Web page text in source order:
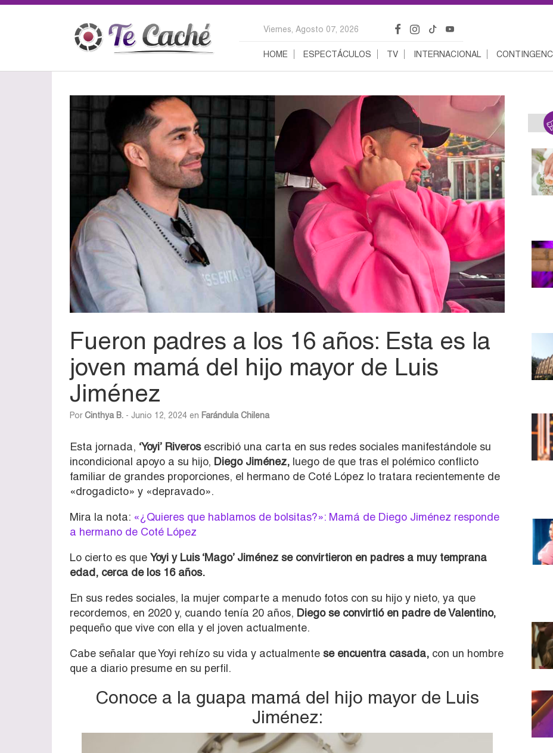
Viernes, Agosto 07, 2026
HOME ESPECTÁCULOS TV INTERNACIONAL
Fueron padres a los 16 años: Esta es la
joven mamá del hijo mayor de Luis
Jiménez
PorCinthya B. - Junio 12, 2024 en Farándula Chilena
Esta jornada, ‘Yoyi’ Riverosescribió una carta en sus redes sociales manifestándole su
incondicional apoyo a su hijo, Diego Jiménez, luego de que tras el polémico conflicto
familiar de grandes proporciones, el hermano de Coté López lo tratara recientemente de
«drogadicto» y «depravado».
Mira la nota: «¿Quieres que hablamos de bolsitas?»: Mamá de Diego Jiménez responde
a hermano de Coté López
Lo cierto es que Yoyi y Luis ‘Mago’ Jiménez se convirtieron en padres a muy temprana
edad, cerca de los 16 años.
En sus redes sociales, la mujer comparte a menudo fotos con su hijo y nieto, ya que
recordemos, en 2020 y, cuando tenía 20 años, Diego se convirtió en padre de Valentino,
pequeño que vive con ella y el joven actualmente.
Cabe señalar que Yoyi rehízo su vida y actualmente se encuentra casada, con un hombre
que a diario presume en su perfil.
Conoce a la guapa mamá del hijo mayor de Luis
Jiménez: